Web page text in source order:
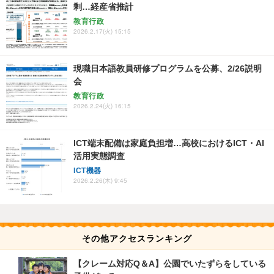
剰…経産省推計
教育行政
2026.2.17(火) 15:15
現職日本語教員研修プログラムを公募、2/26説明
会
教育行政
2026.2.24(火) 16:15
ICT端末配備は家庭負担増…高校におけるICT・AI
活用実態調査
ICT機器
2026.2.26(木) 9:45
その他アクセスランキング
【クレーム対応Q＆A】公園でいたずらをしている